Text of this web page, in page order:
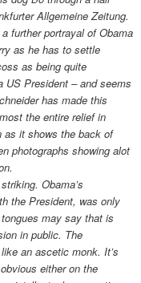
Allgemeine Zeitung.
further portrayal of Obama
as he has to settle
as being quite
US President – and seems
has made this
the entire relief in
as it shows the back of
photographs showing alot
Obama’s
the President, was only
may say that is
in public. The
an ascetic monk. It’s
either on the